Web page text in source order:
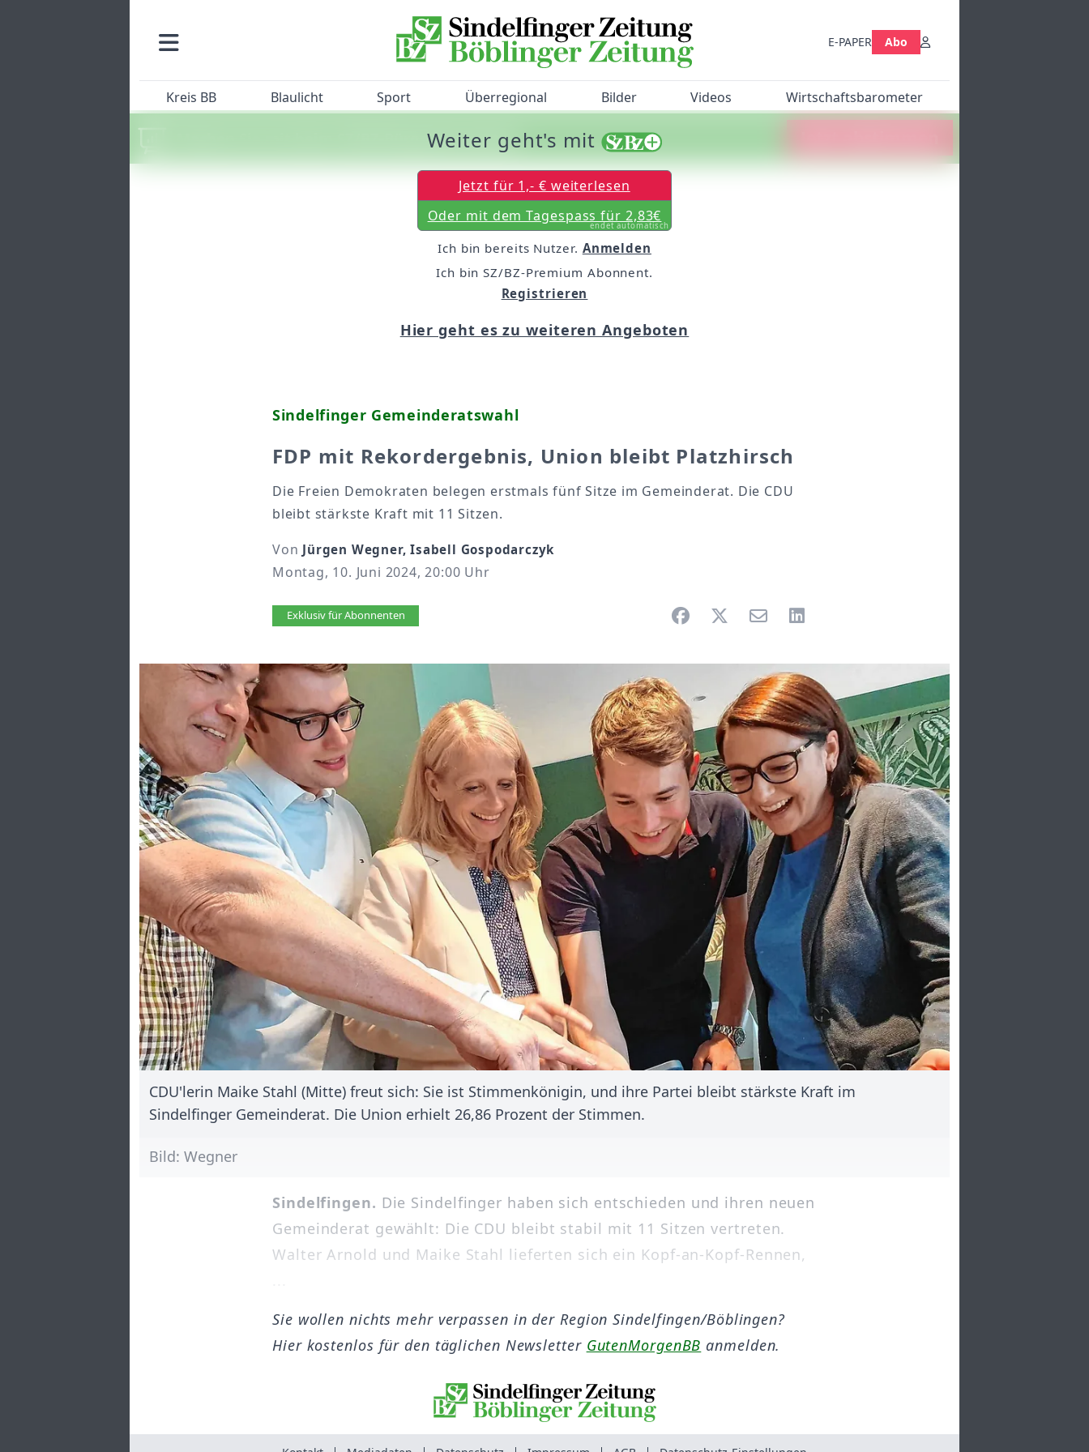
E-PAPER Abo
Kreis BB Blaulicht Sport Überregional Bilder Videos Wirtschaftsbarometer
Machen Sie mit beim SZ/BZ-Bürgerbarometer!
Sindelfinger Gemeinderatswahl
FDP mit Rekordergebnis, Union bleibt Platzhirsch
Die Freien Demokraten belegen erstmals fünf Sitze im Gemeinderat. Die CDU
bleibt stärkste Kraft mit 11 Sitzen.
Von Jürgen Wegner, Isabell Gospodarczyk
Montag, 10. Juni 2024, 20:00 Uhr
Artikel vorlesen
Exklusiv für Abonnenten
CDU'lerin Maike Stahl (Mitte) freut sich: Sie ist Stimmenkönigin, und ihre Partei bleibt stärkste Kraft im
Sindelfinger Gemeinderat. Die Union erhielt 26,86 Prozent der Stimmen.
Bild: Wegner
Sindelfingen. Die Sindelfinger haben sich entschieden und ihren neuen
Gemeinderat gewählt: Die CDU bleibt stabil mit 11 Sitzen vertreten.
Walter Arnold und Maike Stahl lieferten sich ein Kopf-an-Kopf-Rennen,
Weiter geht's mit
Jetzt für 1,- € weiterlesen
Oder mit dem Tagespass für 2,83€
endet automatisch
Ich bin bereits Nutzer. Anmelden
Ich bin SZ/BZ-Premium Abonnent.
Registrieren
Hier geht es zu weiteren Angeboten
Sie wollen nichts mehr verpassen in der Region Sindelfingen/Böblingen?
Hier kostenlos für den täglichen Newsletter GutenMorgenBB anmelden.